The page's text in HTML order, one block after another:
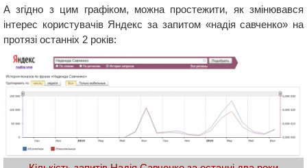
А згідно з цим графіком, можна простежити, як змінювався
інтерес користувачів Яндекс за запитом «надія савченко» на
протязі останніх 2 років: